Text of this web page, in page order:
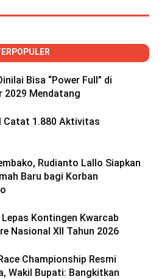
Bisa “Power Full” di
2029 Mendatang
Catat 1.880 Aktivitas
Rudianto Lallo Siapkan
Baru bagi Korban
Kontingen Kwarcab
Nasional XII Tahun 2026
Championship Resmi
Wakil Bupati: Bangkitkan